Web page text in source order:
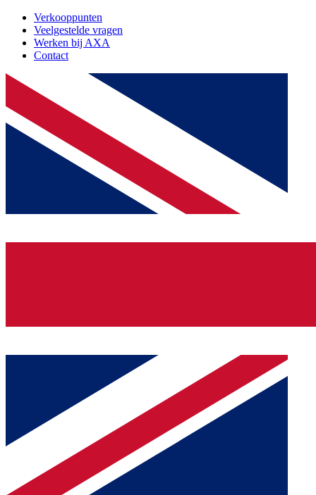
Verkooppunten
Veelgestelde vragen
Werken bij AXA
Contact